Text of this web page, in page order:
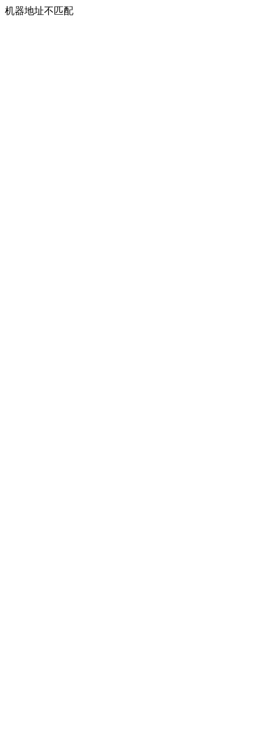
机器地址不匹配